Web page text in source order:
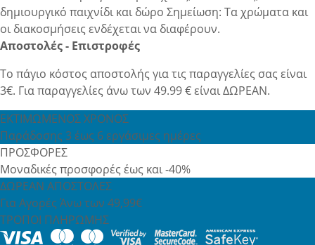
δημιουργικό παιχνίδι και δώρο Σημείωση: Τα χρώματα και
οι διακοσμήσεις ενδέχεται να διαφέρουν.
Αποστολές - Επιστροφές
Το πάγιο κόστος αποστολής για τις παραγγελίες σας είναι
3€. Για παραγγελίες άνω των 49.99 € είναι ΔΩΡΕΑΝ.
ΕΚΤΙΜΩΜΕΝΟΣ ΧΡΟΝΟΣ
Παράδοσης 3 έως 6 εργάσιμες ημέρες
ΠΡΟΣΦΟΡΕΣ
Μοναδικές προσφορές έως και -40%
ΔΩΡΕΑΝ ΑΠΟΣΤΟΛΕΣ
Για Αγορές Άνω των 49,99€
ΤΡΟΠΟΙ ΠΛΗΡΩΜΗΣ